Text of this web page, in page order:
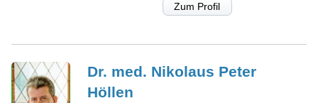
Zum Profil
Dr. med. Nikolaus Peter
Höllen